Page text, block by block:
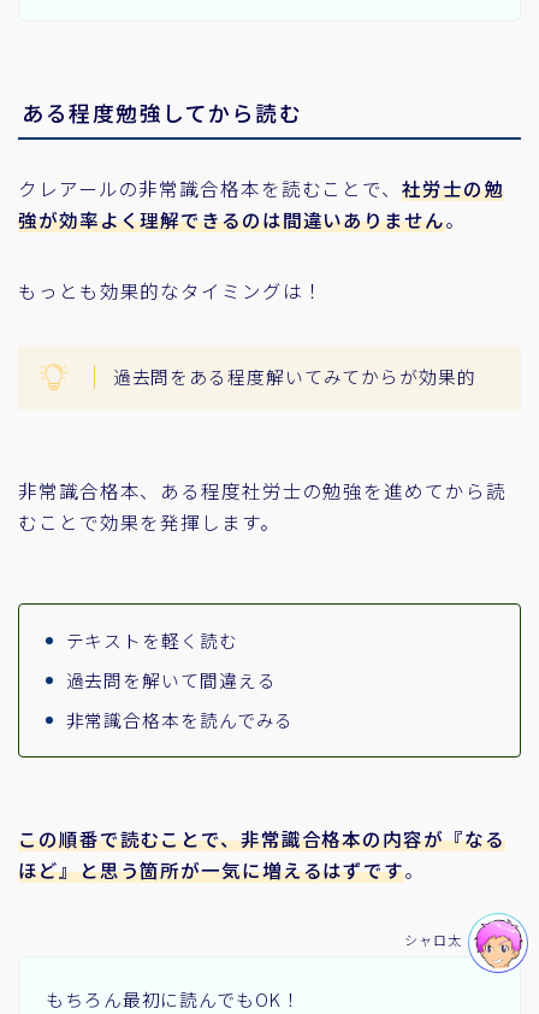
ある程度勉強してから読む
クレアールの非常識合格本を読むことで、社労士の勉
強が効率よく理解できるのは間違いありません。
もっとも効果的なタイミングは！
過去問をある程度解いてみてからが効果的
非常識合格本、ある程度社労士の勉強を進めてから読
むことで効果を発揮します。
テキストを軽く読む
過去問を解いて間違える
非常識合格本を読んでみる
この順番で読むことで、非常識合格本の内容が『なる
ほど』と思う箇所が一気に増えるはずです。
もちろん最初に読んでもOK！
シャロ太